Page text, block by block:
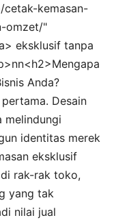
kemasan-
omzet/"
eksklusif tanpa
Anda?
Desain
melindungi
identitas merek
eksklusif
rak-rak toko,
yang tak
nilai jual